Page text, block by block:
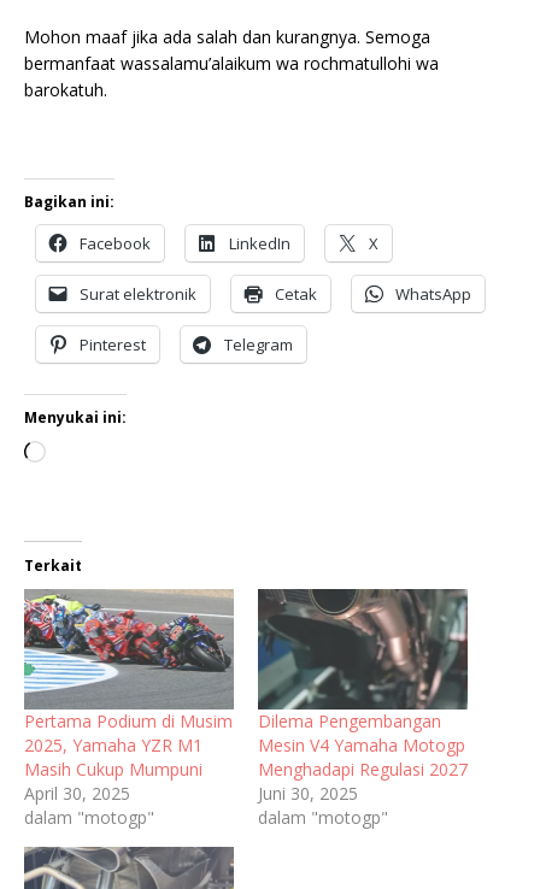
Mohon maaf jika ada salah dan kurangnya. Semoga
bermanfaat wassalamu’alaikum wa rochmatullohi wa
barokatuh.
Bagikan ini:
Facebook LinkedIn X
Surat elektronik Cetak WhatsApp
Pinterest Telegram
Menyukai ini:
Terkait
Pertama Podium di Musim
2025, Yamaha YZR M1
Masih Cukup Mumpuni
April 30, 2025
dalam "motogp"
Dilema Pengembangan
Mesin V4 Yamaha Motogp
Menghadapi Regulasi 2027
Juni 30, 2025
dalam "motogp"